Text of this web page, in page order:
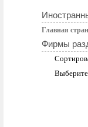
Главная
Фирмы